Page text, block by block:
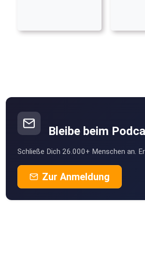
Bleibe beim
Schließe Dich 26.000+ Menschen an.
Zur Anmeldung